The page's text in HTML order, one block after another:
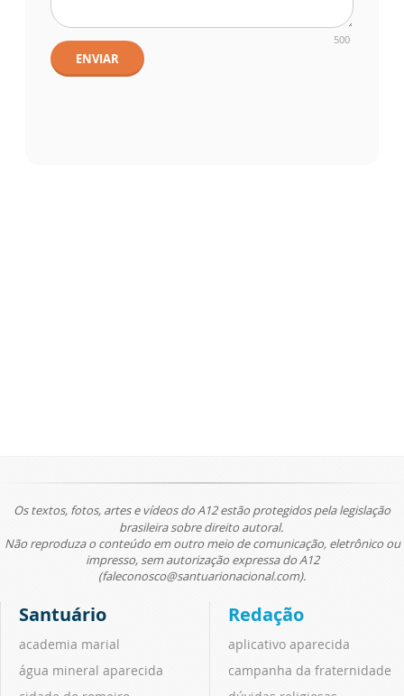
500
ENVIAR
Os textos, fotos, artes e vídeos do A12 estão protegidos pela legislação
brasileira sobre direito autoral.
Não reproduza o conteúdo em outro meio de comunicação, eletrônico ou
impresso, sem autorização expressa do A12
(faleconosco@santuarionacional.com).
Santuário
academia marial
água mineral aparecida
Redação
aplicativo aparecida
campanha da fraternidade